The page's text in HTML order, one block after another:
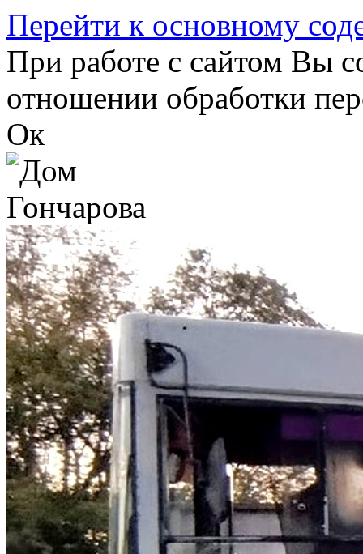
Перейти к основному
При работе с сайтом Вы
отношении обработки
Ок